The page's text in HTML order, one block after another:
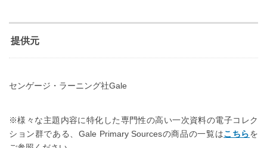
提供元
センゲージ・ラーニング社Gale
※様々な主題内容に特化した専門性の高い一次資料の電子コレク
ション群である、Gale Primary Sourcesの商品の一覧はこちらを